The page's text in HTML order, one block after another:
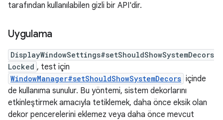
tarafından kullanılabilen gizli bir API'dir.
Uygulama
DisplayWindowSettings#setShouldShowSystemDecors
Locked , test için
WindowManager#setShouldShowSystemDecors içinde
de kullanıma sunulur. Bu yöntemi, sistem dekorlarını
etkinleştirmek amacıyla tetiklemek, daha önce eksik olan
dekor pencerelerini eklemez veya daha önce mevcut